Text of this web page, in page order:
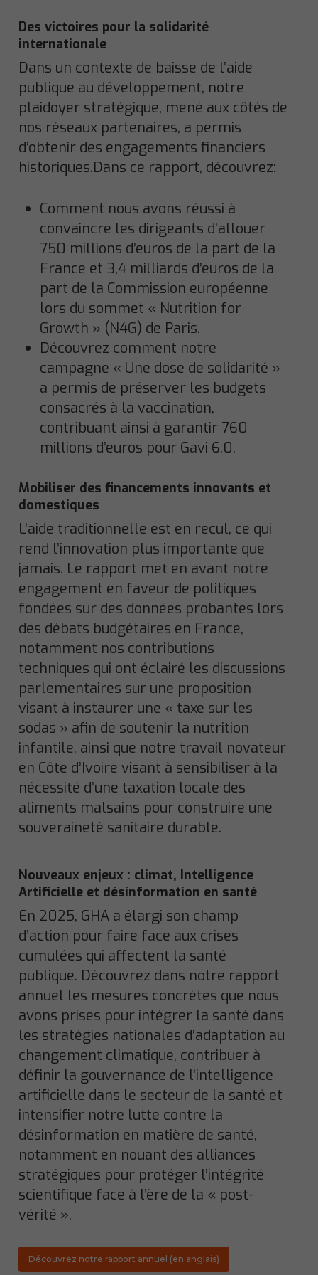
Des victoires pour la solidarité
internationale
Dans un contexte de baisse de l’aide
publique au développement, notre
plaidoyer stratégique, mené aux côtés de
nos réseaux partenaires, a permis
d’obtenir des engagements financiers
historiques.Dans ce rapport, découvrez:
Comment nous avons réussi à
convaincre les dirigeants d’allouer
750 millions d’euros de la part de la
France et 3,4 milliards d’euros de la
part de la Commission européenne
lors du sommet « Nutrition for
Growth » (N4G) de Paris.
Découvrez comment notre
campagne « Une dose de solidarité »
a permis de préserver les budgets
consacrés à la vaccination,
contribuant ainsi à garantir 760
millions d’euros pour Gavi 6.0.
Mobiliser des financements innovants et
domestiques
L’aide traditionnelle est en recul, ce qui
rend l’innovation plus importante que
jamais. Le rapport met en avant notre
engagement en faveur de politiques
fondées sur des données probantes lors
des débats budgétaires en France,
notamment nos contributions
techniques qui ont éclairé les discussions
parlementaires sur une proposition
visant à instaurer une « taxe sur les
sodas » afin de soutenir la nutrition
infantile, ainsi que notre travail novateur
en Côte d’Ivoire visant à sensibiliser à la
nécessité d’une taxation locale des
aliments malsains pour construire une
souveraineté sanitaire durable.
Nouveaux enjeux : climat, Intelligence
Artificielle et désinformation en santé
En 2025, GHA a élargi son champ
d’action pour faire face aux crises
cumulées qui affectent la santé
publique. Découvrez dans notre rapport
annuel les mesures concrètes que nous
avons prises pour intégrer la santé dans
les stratégies nationales d’adaptation au
changement climatique, contribuer à
définir la gouvernance de l’intelligence
artificielle dans le secteur de la santé et
intensifier notre lutte contre la
désinformation en matière de santé,
notamment en nouant des alliances
stratégiques pour protéger l’intégrité
scientifique face à l’ère de la « post-
vérité ».
Découvrez notre rapport annuel (en anglais)